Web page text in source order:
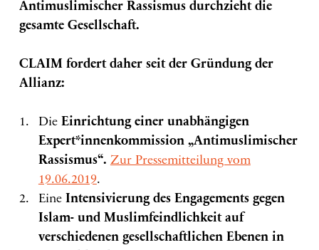
Antimuslimischer Rassismus durchzieht die
gesamte Gesellschaft.
CLAIM fordert daher seit der Gründung der
Allianz:
Die Einrichtung einer unabhängigen
Expert*innenkommission „Antimuslimischer
Rassismus“. Zur Pressemitteilung vom
19.06.2019.
Eine Intensivierung des Engagements gegen
Islam- und Muslimfeindlichkeit auf
verschiedenen gesellschaftlichen Ebenen in